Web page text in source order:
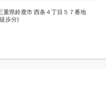
県鈴鹿市 西条４丁目５７番地
歩分)